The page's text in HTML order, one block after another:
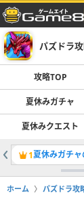
パズドラ
攻略TOP
夏休みガチャ
夏休みクエスト
1夏休みガチ
ホーム パズドラ攻